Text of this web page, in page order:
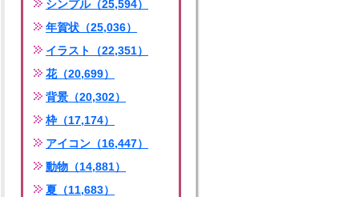
シンプル（25,594）
年賀状（25,036）
イラスト（22,351）
花（20,699）
背景（20,302）
枠（17,174）
アイコン（16,447）
動物（14,881）
夏（11,683）